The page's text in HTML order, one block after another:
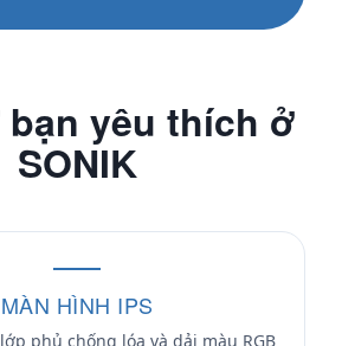
yêu thích ở
SONIK
MÀN HÌNH IPS
phủ chống lóa và dải màu RGB